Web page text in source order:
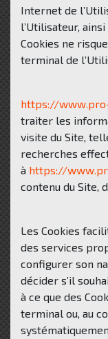
Internet de
l’Utilisateur, ainsi
Cookies ne
terminal de
https://
traiter les
visite du Site,
recherches
à https://
contenu du Site,
Les Cookies
des services
configurer son
décider s’il
à ce que des
terminal ou, au